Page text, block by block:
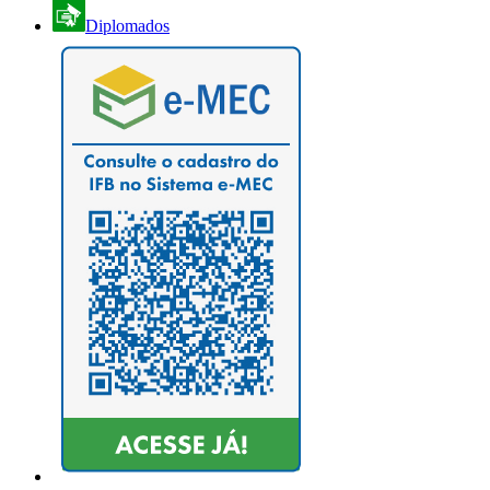
Diplomados